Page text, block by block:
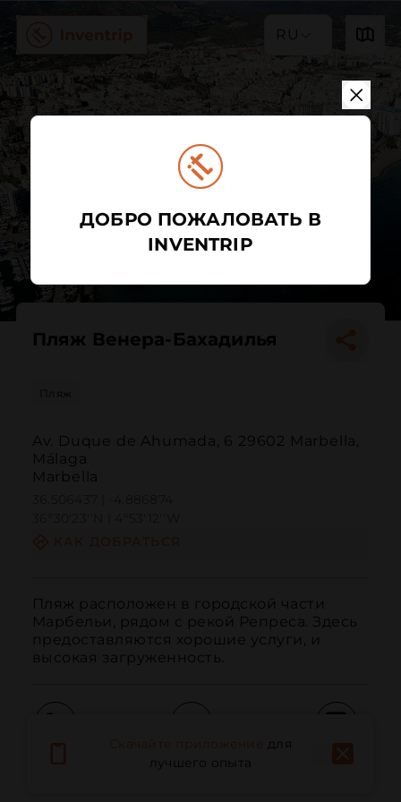
RU
Пляж Венера-Бахадилья
Пляж
Av. Duque de Ahumada, 6 29602 Marbella,
Málaga
Marbella
Пляж расположен в городской части
Марбельи, рядом с рекой Репреса. Здесь
предоставляются хорошие услуги, и
высокая загруженность.
Электронная почта
для
лучшего опыта
ДОБРО ПОЖАЛОВАТЬ В
INVENTRIP